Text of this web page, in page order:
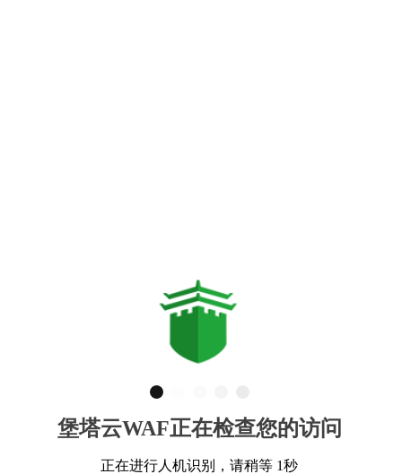
堡塔云WAF正在检查您的访问
正在进行人机识别，请稍等 1秒